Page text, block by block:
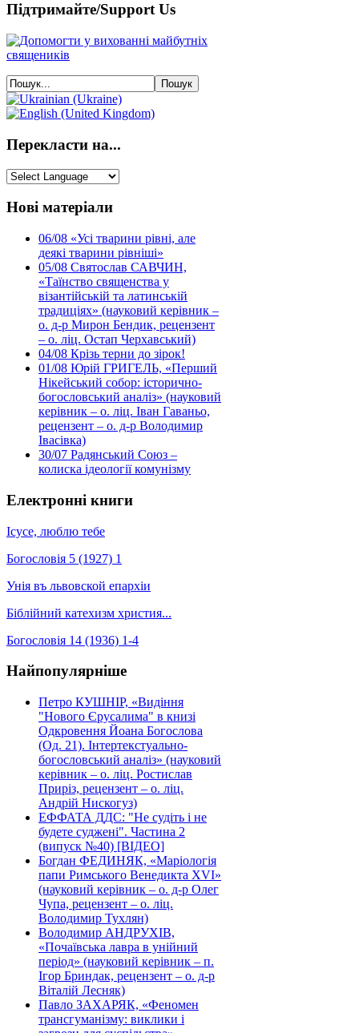
Підтримайте/Support Us
Перекласти на...
Нові матеріали
06/08 «Усі тварини рівні, але
деякі тварини рівніші»
05/08 Святослав САВЧИН,
«Таїнство священства у
візантійській та латинській
традиціях» (науковий керівник –
о. д-р Мирон Бендик, рецензент
– о. ліц. Остап Черхавський)
04/08 Крізь терни до зірок!
01/08 Юрій ГРИГЕЛЬ, «Перший
Нікейський собор: історично-
богословський аналіз» (науковий
керівник – о. ліц. Іван Гаваньо,
рецензент – о. д-р Володимир
Івасівка)
30/07 Радянський Союз –
колиска ідеології комунізму
Електронні книги
Ісусе, люблю тебе
Богословія 5 (1927) 1
Унія въ львовской епархіи
Біблійний катехизм христия...
Богословія 14 (1936) 1-4
Найпопулярніше
Петро КУШНІР, «Видіння
"Нового Єрусалима" в книзі
Одкровення Йоана Богослова
(Од. 21). Інтертекстуально-
богословський аналіз» (науковий
керівник – о. ліц. Ростислав
Приріз, рецензент – о. ліц.
Андрій Нискогуз)
ЕФФАТА ДДС: "Не судіть і не
будете суджені". Частина 2
(випуск №40) [ВІДЕО]
Богдан ФЕДИНЯК, «Маріологія
папи Римського Венедикта XVI»
(науковий керівник – о. д-р Олег
Чупа, рецензент – о. ліц.
Володимир Тухлян)
Володимир АНДРУХІВ,
«Почаївська лавра в унійний
період» (науковий керівник – п.
Ігор Бриндак, рецензент – о. д-р
Віталій Лесняк)
Павло ЗАХАРЯК, «Феномен
трансгуманізму: виклики і